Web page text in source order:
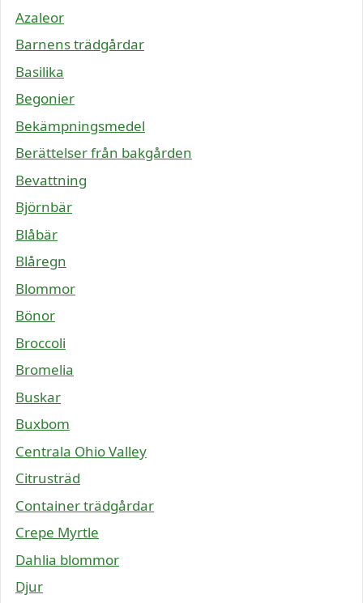
Azaleor
Barnens trädgårdar
Basilika
Begonier
Bekämpningsmedel
Berättelser från bakgården
Bevattning
Björnbär
Blåbär
Blåregn
Blommor
Bönor
Broccoli
Bromelia
Buskar
Buxbom
Centrala Ohio Valley
Citrusträd
Container trädgårdar
Crepe Myrtle
Dahlia blommor
Djur